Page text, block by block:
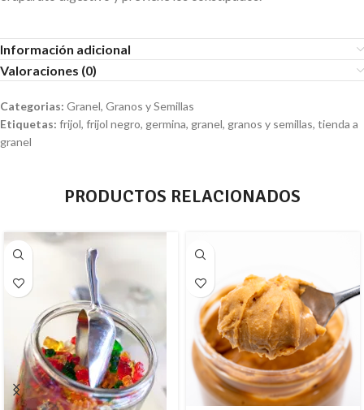
Información adicional
Valoraciones (0)
Categorias: Granel, Granos y Semillas
Etiquetas: frijol, frijol negro, germina, granel, granos y semillas, tienda a
granel
PRODUCTOS RELACIONADOS